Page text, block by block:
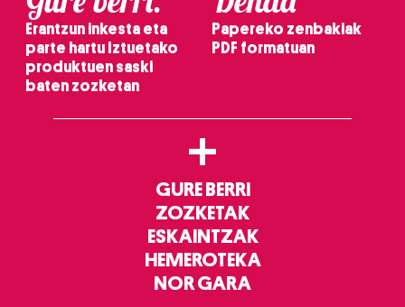
Erantzun inkesta eta
parte hartu Iztuetako
produktuen saski
baten zozketan
Papereko zenbakiak
PDF formatuan
+
GURE BERRI
ZOZKETAK
ESKAINTZAK
HEMEROTEKA
NOR GARA